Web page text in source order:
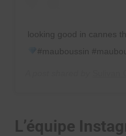
looking good in cannes
#mauboussin
L’équipe